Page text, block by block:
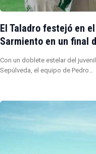
El Taladro festejó en
Sarmiento en un final
Con un doblete estelar del
Sepúlveda, el equipo de Pedro…